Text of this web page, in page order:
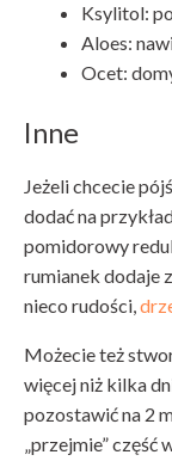
Ksylitol:
Aloes:
Ocet:
Inne
Jeżeli chcecie
dodać na
pomidorowy
rumianek dodaje
nieco rudości,
Możecie też
więcej niż kilka
pozostawić na 2
„przejmie” część